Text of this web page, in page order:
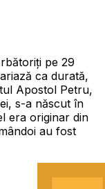
pe 29
ca durată,
Apostol Petru,
s-a născut în
era originar din
au fost